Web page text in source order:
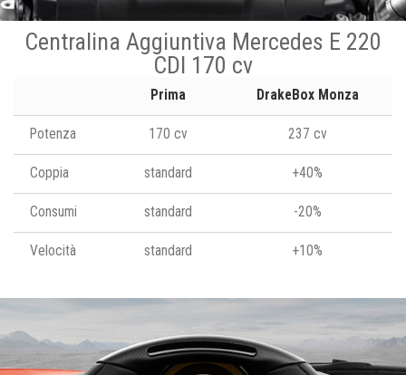
Centralina Aggiuntiva Mercedes E 220
CDI 170 cv
Prima DrakeBox Monza
Potenza 170 cv 237 cv
Coppia standard +40%
Consumi standard -20%
Velocità standard +10%